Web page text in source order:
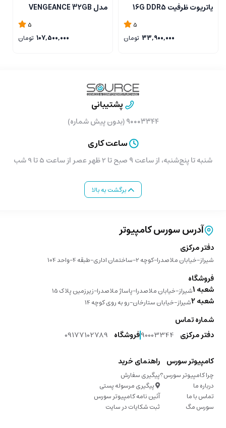
پاتریوت ظرفیت 16G DDR5
Signature Line
5
33,900,000 تومان
مدل VENGEANCE 32GB
5
107,500,000 تومان
پشتیبانی
۹۰۰۰۳۳۴۴ (بدون پیش شماره)
ساعت کاری
شنبه تا پنج‌شنبه، از ساعت ۹ صبح تا 2 ظهر عصر از ساعت 5 تا 9 شب
برگشت به بالا
آدرس سورس کامپیوتر
دفتر مرکزی
شیراز-خیابان ملاصدرا-کوچه 2-ساختمان اداری-طبقه 4-واحد 104
فروشگاه
شعبه 1 شیراز-خیابان ملاصدرا-پاساژ ملاصدرا-زیرزمین پلاک 15
شعبه 2 شیراز-خیابان ستارخان-رو به روی کوچه 14
شماره تماس
دفتر مرکزی 90003344فروشگاه 09177102789
کامپیوتر سورس
چرا کامپیوتر سورس؟
درباره ما
تماس با ما
سورس مگ
راهنمای خرید
پیگیری سفارش
پیگیری مرسوله پستی
آئین نامه کامپیوتر سورس
ثبت شکایات در سایت